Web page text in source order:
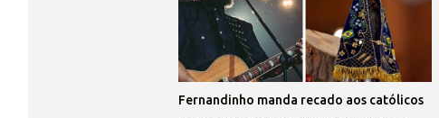
Fernandinho manda recado aos católicos